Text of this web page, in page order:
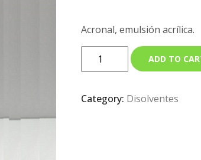
Acronal, emulsión acrílica.
ADD TO
Category: Disolventes